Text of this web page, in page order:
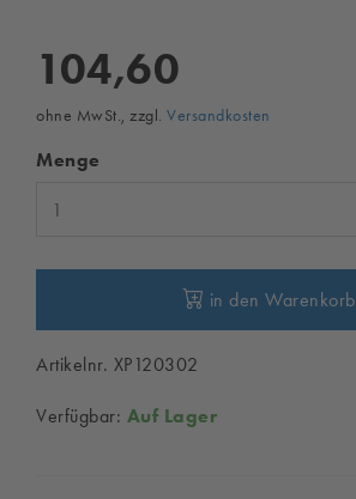
104,60
ohne MwSt., zzgl. Versandkosten
Menge
in den Warenkorb
Artikelnr. XP120302
Verfügbar: Auf Lager